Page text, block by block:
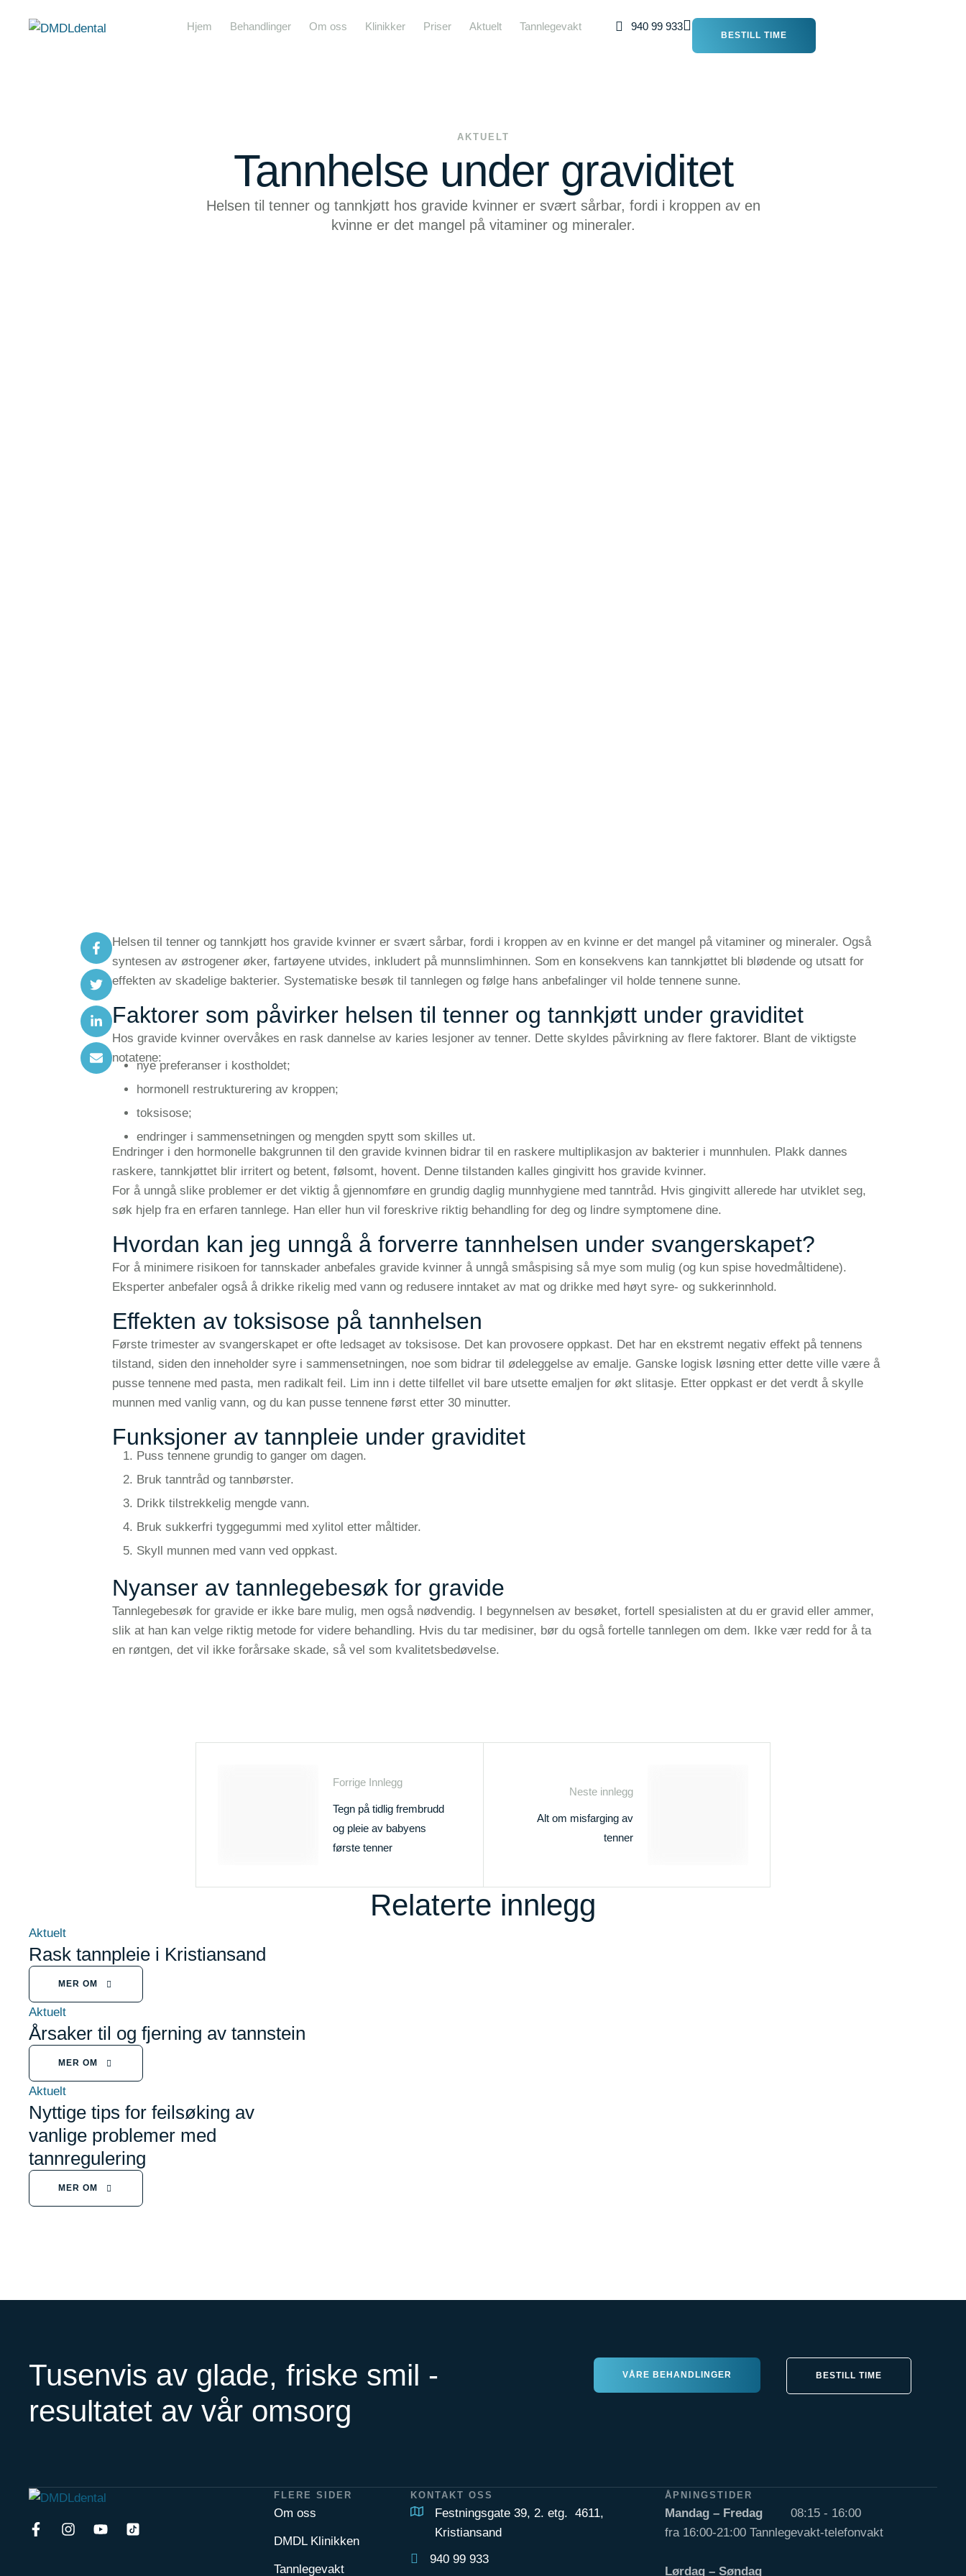
Hjem Behandlinger Om oss Klinikker Priser Aktuelt Tannlegevakt 940 99 933
BESTILL TIME
AKTUELT
Tannhelse under graviditet
Helsen til tenner og tannkjøtt hos gravide kvinner er svært sårbar, fordi i kroppen av en
kvinne er det mangel på vitaminer og mineraler.
Helsen til tenner og tannkjøtt hos gravide kvinner er svært sårbar, fordi i kroppen av en kvinne er det mangel på vitaminer og mineraler. Også
syntesen av østrogener øker, fartøyene utvides, inkludert på munnslimhinnen. Som en konsekvens kan tannkjøttet bli blødende og utsatt for
effekten av skadelige bakterier. Systematiske besøk til tannlegen og følge hans anbefalinger vil holde tennene sunne.
Faktorer som påvirker helsen til tenner og tannkjøtt under graviditet
Hos gravide kvinner overvåkes en rask dannelse av karies lesjoner av tenner. Dette skyldes påvirkning av flere faktorer. Blant de viktigste
notatene:
nye preferanser i kostholdet;
hormonell restrukturering av kroppen;
toksisose;
endringer i sammensetningen og mengden spytt som skilles ut.
Endringer i den hormonelle bakgrunnen til den gravide kvinnen bidrar til en raskere multiplikasjon av bakterier i munnhulen. Plakk dannes
raskere, tannkjøttet blir irritert og betent, følsomt, hovent. Denne tilstanden kalles gingivitt hos gravide kvinner.
For å unngå slike problemer er det viktig å gjennomføre en grundig daglig munnhygiene med tanntråd. Hvis gingivitt allerede har utviklet seg,
søk hjelp fra en erfaren tannlege. Han eller hun vil foreskrive riktig behandling for deg og lindre symptomene dine.
Hvordan kan jeg unngå å forverre tannhelsen under svangerskapet?
For å minimere risikoen for tannskader anbefales gravide kvinner å unngå småspising så mye som mulig (og kun spise hovedmåltidene).
Eksperter anbefaler også å drikke rikelig med vann og redusere inntaket av mat og drikke med høyt syre- og sukkerinnhold.
Effekten av toksisose på tannhelsen
Første trimester av svangerskapet er ofte ledsaget av toksisose. Det kan provosere oppkast. Det har en ekstremt negativ effekt på tennens
tilstand, siden den inneholder syre i sammensetningen, noe som bidrar til ødeleggelse av emalje. Ganske logisk løsning etter dette ville være å
pusse tennene med pasta, men radikalt feil. Lim inn i dette tilfellet vil bare utsette emaljen for økt slitasje. Etter oppkast er det verdt å skylle
munnen med vanlig vann, og du kan pusse tennene først etter 30 minutter.
Funksjoner av tannpleie under graviditet
Puss tennene grundig to ganger om dagen.
Bruk tanntråd og tannbørster.
Drikk tilstrekkelig mengde vann.
Bruk sukkerfri tyggegummi med xylitol etter måltider.
Skyll munnen med vann ved oppkast.
Nyanser av tannlegebesøk for gravide
Tannlegebesøk for gravide er ikke bare mulig, men også nødvendig. I begynnelsen av besøket, fortell spesialisten at du er gravid eller ammer,
slik at han kan velge riktig metode for videre behandling. Hvis du tar medisiner, bør du også fortelle tannlegen om dem. Ikke vær redd for å ta
en røntgen, det vil ikke forårsake skade, så vel som kvalitetsbedøvelse.
Forrige Innlegg
Tegn på tidlig frembrudd
og pleie av babyens
første tenner
Neste innlegg
Alt om misfarging av
tenner
Relaterte innlegg
Aktuelt
Rask tannpleie i Kristiansand
MER OM
Aktuelt
Årsaker til og fjerning av tannstein
MER OM
Aktuelt
Nyttige tips for feilsøking av
vanlige problemer med
tannregulering
MER OM
Tusenvis av glade, friske smil -
resultatet av vår omsorg
VÅRE BEHANDLINGER BESTILL TIME
FLERE SIDER
Om oss
DMDL Klinikken
Tannlegevakt
KONTAKT OSS
Festningsgate 39, 2. etg. 4611,
Kristiansand
940 99 933
ÅPNINGSTIDER
Mandag – Fredag08:15 - 16:00
fra 16:00-21:00 Tannlegevakt-telefonvakt
Lørdag – Søndag